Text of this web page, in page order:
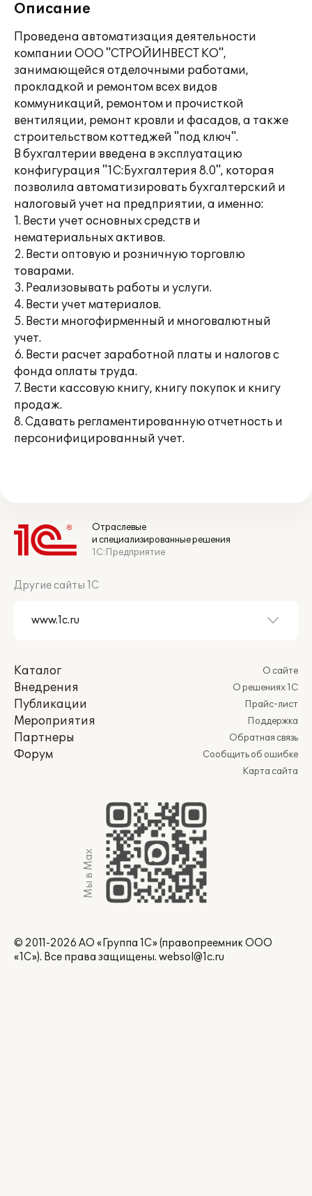
Описание
Проведена автоматизация деятельности
компании ООО "СТРОЙИНВЕСТ КО",
занимающейся отделочными работами,
прокладкой и ремонтом всех видов
коммуникаций, ремонтом и прочисткой
вентиляции, ремонт кровли и фасадов, а также
строительством коттеджей "под ключ".
В бухгалтерии введена в эксплуатацию
конфигурация "1С:Бухгалтерия 8.0", которая
позволила автоматизировать бухгалтерский и
налоговый учет на предприятии, а именно:
1. Вести учет основных средств и
нематериальных активов.
2. Вести оптовую и розничную торговлю
товарами.
3. Реализовывать работы и услуги.
4. Вести учет материалов.
5. Вести многофирменный и многовалютный
учет.
6. Вести расчет заработной платы и налогов с
фонда оплаты труда.
7. Вести кассовую книгу, книгу покупок и книгу
продаж.
8. Сдавать регламентированную отчетность и
персонифицированный учет.
Отраслевые
и специализированные решения
1С:Предприятие
Другие сайты 1С
Каталог
Внедрения
Публикации
Мероприятия
Партнеры
Форум
О сайте
О решениях 1С
Прайс-лист
Поддержка
Обратная связь
Сообщить об ошибке
Карта сайта
Мы в Max
© 2011-2026 АО «Группа 1С» (правопреемник ООО
«1С»). Все права защищены. websol@1c.ru